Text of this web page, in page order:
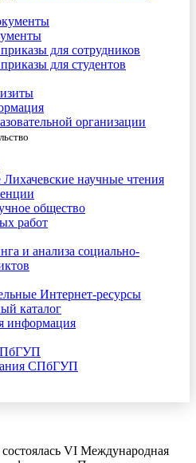
для сотрудников
для студентов
организации
научные чтения
общество
работ
и анализа социально-
Интернет-ресурсы
каталог
информация
СПбГУП
VI Международная